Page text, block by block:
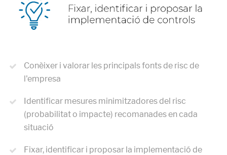
Conèixer i valorar les principals fonts de risc de
l'empresa
Identificar mesures minimitzadores del risc
(probabilitat o impacte) recomanades en cada
situació
Fixar, identificar i proposar la implementació de